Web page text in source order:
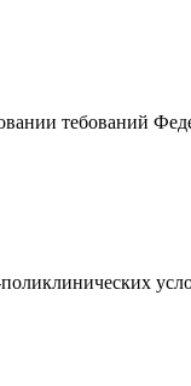
тебований